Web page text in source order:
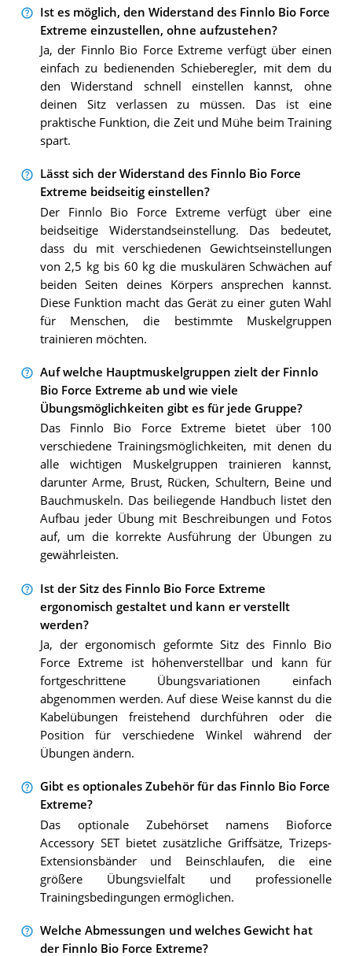
Ist es möglich, den Widerstand des Finnlo Bio Force
Extreme einzustellen, ohne aufzustehen?
Ja, der Finnlo Bio Force Extreme verfügt über einen
einfach zu bedienenden Schieberegler, mit dem du
den Widerstand schnell einstellen kannst, ohne
deinen Sitz verlassen zu müssen. Das ist eine
praktische Funktion, die Zeit und Mühe beim Training
spart.
Lässt sich der Widerstand des Finnlo Bio Force
Extreme beidseitig einstellen?
Der Finnlo Bio Force Extreme verfügt über eine
beidseitige Widerstandseinstellung. Das bedeutet,
dass du mit verschiedenen Gewichtseinstellungen
von 2,5 kg bis 60 kg die muskulären Schwächen auf
beiden Seiten deines Körpers ansprechen kannst.
Diese Funktion macht das Gerät zu einer guten Wahl
für Menschen, die bestimmte Muskelgruppen
trainieren möchten.
Auf welche Hauptmuskelgruppen zielt der Finnlo
Bio Force Extreme ab und wie viele
Übungsmöglichkeiten gibt es für jede Gruppe?
Das Finnlo Bio Force Extreme bietet über 100
verschiedene Trainingsmöglichkeiten, mit denen du
alle wichtigen Muskelgruppen trainieren kannst,
darunter Arme, Brust, Rücken, Schultern, Beine und
Bauchmuskeln. Das beiliegende Handbuch listet den
Aufbau jeder Übung mit Beschreibungen und Fotos
auf, um die korrekte Ausführung der Übungen zu
gewährleisten.
Ist der Sitz des Finnlo Bio Force Extreme
ergonomisch gestaltet und kann er verstellt
werden?
Ja, der ergonomisch geformte Sitz des Finnlo Bio
Force Extreme ist höhenverstellbar und kann für
fortgeschrittene Übungsvariationen einfach
abgenommen werden. Auf diese Weise kannst du die
Kabelübungen freistehend durchführen oder die
Position für verschiedene Winkel während der
Übungen ändern.
Gibt es optionales Zubehör für das Finnlo Bio Force
Extreme?
Das optionale Zubehörset namens Bioforce
Accessory SET bietet zusätzliche Griffsätze, Trizeps-
Extensionsbänder und Beinschlaufen, die eine
größere Übungsvielfalt und professionelle
Trainingsbedingungen ermöglichen.
Welche Abmessungen und welches Gewicht hat
der Finnlo Bio Force Extreme?